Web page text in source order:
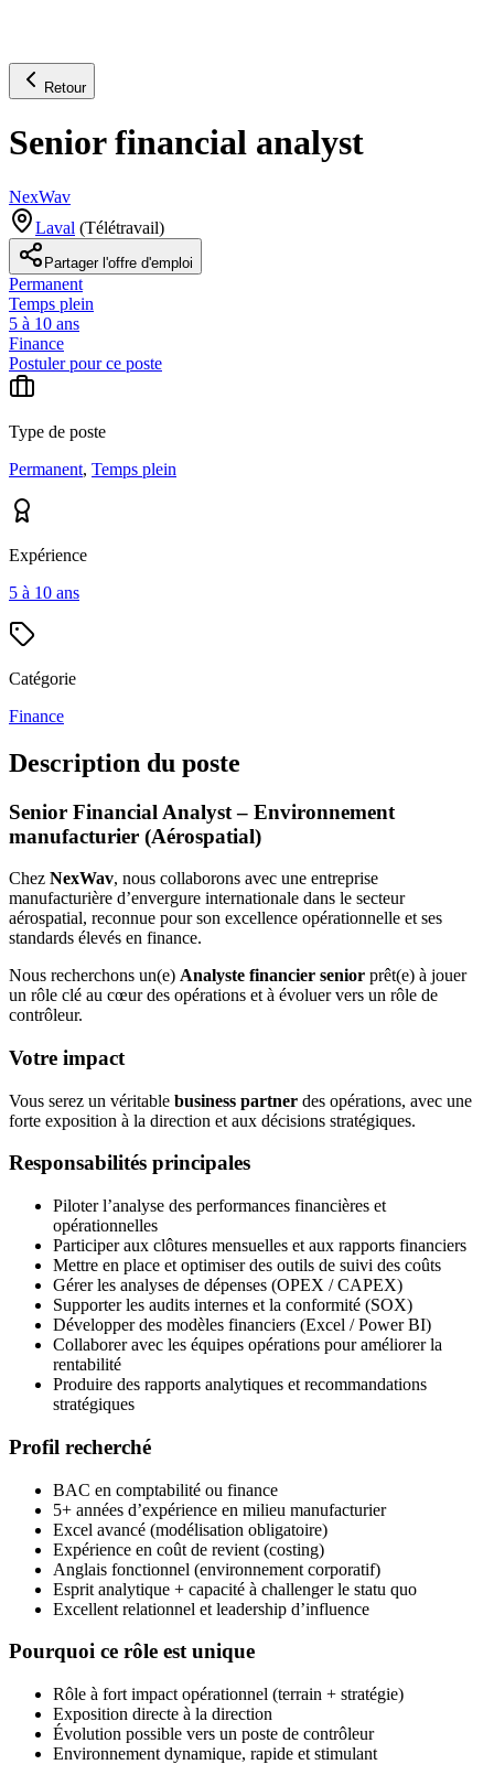
Retour
Senior financial analyst
NexWav
Laval (Télétravail)
Partager l'offre d'emploi
Permanent
Temps plein
5 à 10 ans
Finance
Postuler pour ce poste
Type de poste
Permanent, Temps plein
Expérience
5 à 10 ans
Catégorie
Finance
Description du poste
Senior Financial Analyst – Environnement
manufacturier (Aérospatial)
Chez NexWav, nous collaborons avec une entreprise
manufacturière d’envergure internationale dans le secteur
aérospatial, reconnue pour son excellence opérationnelle et ses
standards élevés en finance.
Nous recherchons un(e) Analyste financier senior prêt(e) à jouer
un rôle clé au cœur des opérations et à évoluer vers un rôle de
contrôleur.
Votre impact
Vous serez un véritable business partner des opérations, avec une
forte exposition à la direction et aux décisions stratégiques.
Responsabilités principales
Piloter l’analyse des performances financières et
opérationnelles
Participer aux clôtures mensuelles et aux rapports financiers
Mettre en place et optimiser des outils de suivi des coûts
Gérer les analyses de dépenses (OPEX / CAPEX)
Supporter les audits internes et la conformité (SOX)
Développer des modèles financiers (Excel / Power BI)
Collaborer avec les équipes opérations pour améliorer la
rentabilité
Produire des rapports analytiques et recommandations
stratégiques
Profil recherché
BAC en comptabilité ou finance
5+ années d’expérience en milieu manufacturier
Excel avancé (modélisation obligatoire)
Expérience en coût de revient (costing)
Anglais fonctionnel (environnement corporatif)
Esprit analytique + capacité à challenger le statu quo
Excellent relationnel et leadership d’influence
Pourquoi ce rôle est unique
Rôle à fort impact opérationnel (terrain + stratégie)
Exposition directe à la direction
Évolution possible vers un poste de contrôleur
Environnement dynamique, rapide et stimulant